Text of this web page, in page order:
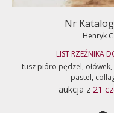
Nr
Henryk
LIST RZEŹNIKA
tusz pióro pędzel,
pastel,
aukcja z 21